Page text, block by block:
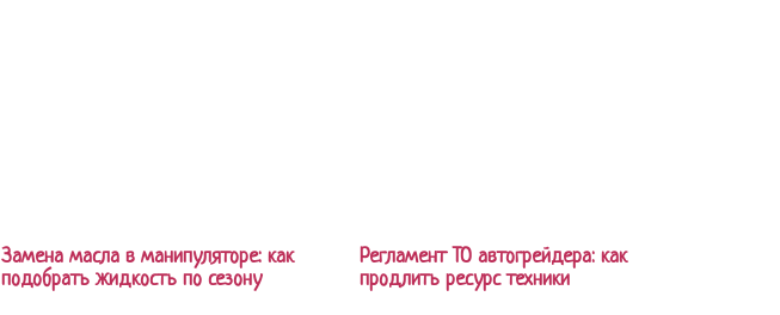
Замена масла в манипуляторе: как
подобрать жидкость по сезону
Регламент ТО автогрейдера: как
продлить ресурс техники